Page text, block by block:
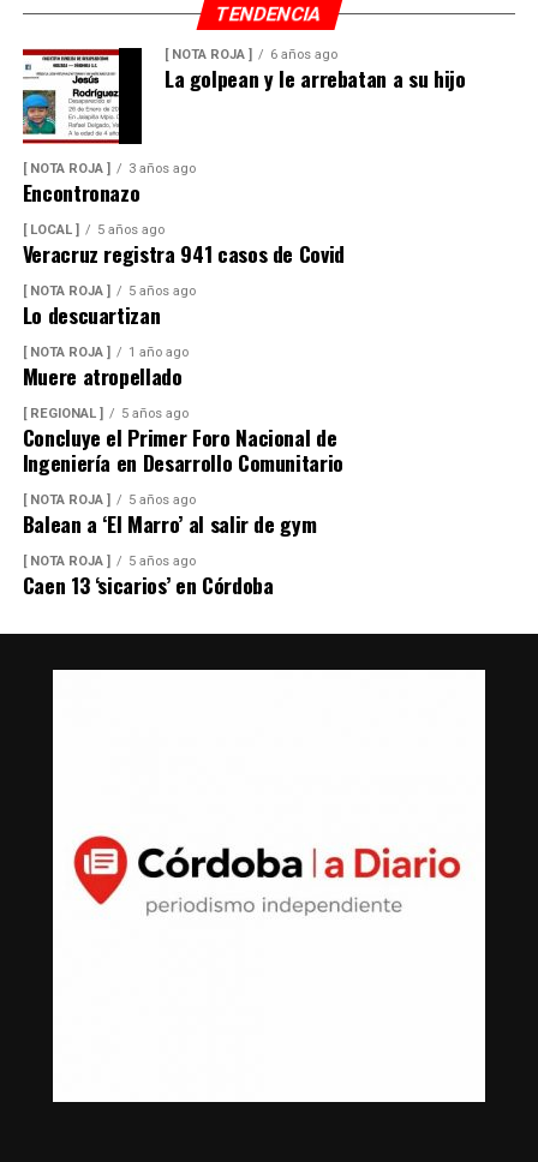
TENDENCIA
[ NOTA ROJA ] 6 años ago
La golpean y le arrebatan a su hijo
[ NOTA ROJA ] 3 años ago
Encontronazo
[ LOCAL ] 5 años ago
Veracruz registra 941 casos de Covid
[ NOTA ROJA ] 5 años ago
Lo descuartizan
[ NOTA ROJA ] 1 año ago
Muere atropellado
[ REGIONAL ] 5 años ago
Concluye el Primer Foro Nacional de
Ingeniería en Desarrollo Comunitario
[ NOTA ROJA ] 5 años ago
Balean a ‘El Marro’ al salir de gym
[ NOTA ROJA ] 5 años ago
Caen 13 ‘sicarios’ en Córdoba